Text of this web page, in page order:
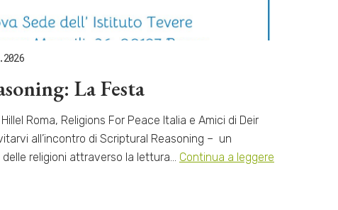
La Festa
Roma, Religions For Peace Italia e Amici di Deir
all’incontro di Scriptural Reasoning – un
religioni attraverso la lettura… Continua a leggere